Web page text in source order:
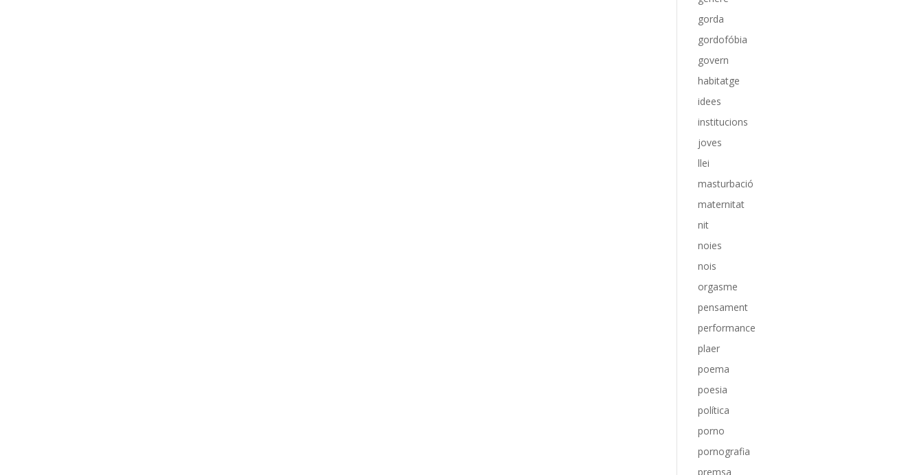
gorda
gordofóbia
govern
habitatge
idees
institucions
joves
llei
masturbació
maternitat
nit
noies
nois
orgasme
pensament
performance
plaer
poema
poesia
política
porno
pornografia
premsa